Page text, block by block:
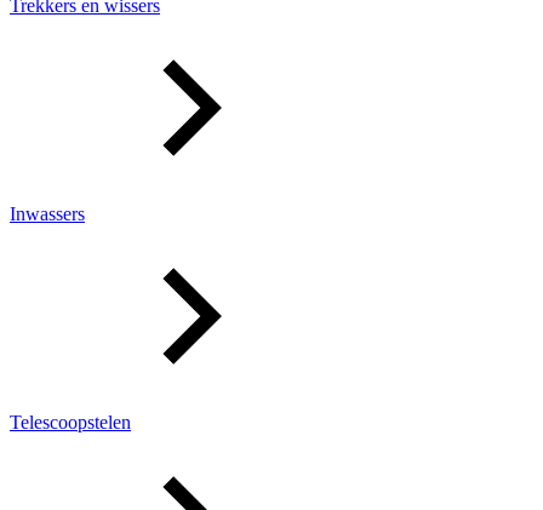
Trekkers en wissers
Inwassers
Telescoopstelen